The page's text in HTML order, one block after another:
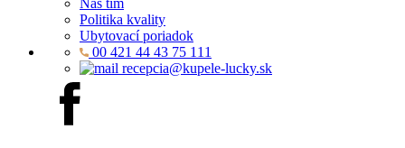
Politika kvality
Ubytovací poriadok
00 421 44 43 75 111
recepcia@kupele-lucky.sk